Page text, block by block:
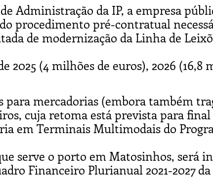
Administração da IP, a empresa
procedimento pré-contratual
de modernização da Linha de
2025 (4 milhões de euros), 2026 (16,8
para mercadorias (embora também
cuja retoma está prevista para final
em Terminais Multimodais do
serve o porto em Matosinhos, será
Financeiro Plurianual 2021-2027